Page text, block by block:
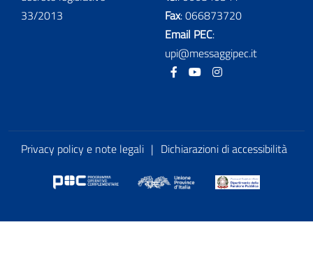
33/2013
Fax:066873720
Email PEC:
upi@messaggipec.it
FacebookYoutube
Privacy policy e note legali | Dichiarazioni di accessibilità